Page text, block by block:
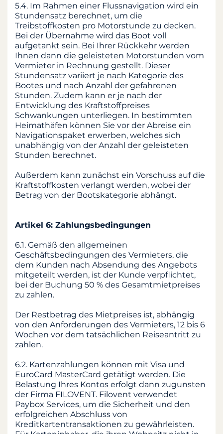
5.4. Im Rahmen einer Flussnavigation wird ein
Stundensatz berechnet, um die
Treibstoffkosten pro Motorstunde zu decken.
Bei der Übernahme wird das Boot voll
aufgetankt sein. Bei Ihrer Rückkehr werden
Ihnen dann die geleisteten Motorstunden vom
Vermieter in Rechnung gestellt. Dieser
Stundensatz variiert je nach Kategorie des
Bootes und nach Anzahl der gefahrenen
Stunden. Zudem kann er je nach der
Entwicklung des Kraftstoffpreises
Schwankungen unterliegen. In bestimmten
Heimathäfen können Sie vor der Abreise ein
Navigationspaket erwerben, welches sich
unabhängig von der Anzahl der geleisteten
Stunden berechnet.
Außerdem kann zunächst ein Vorschuss auf die
Kraftstoffkosten verlangt werden, wobei der
Betrag von der Bootskategorie abhängt.
Artikel 6: Zahlungsbedingungen
6.1. Gemäß den allgemeinen
Geschäftsbedingungen des Vermieters, die
dem Kunden nach Absendung des Angebots
mitgeteilt werden, ist der Kunde verpflichtet,
bei der Buchung 50 % des Gesamtmietpreises
zu zahlen.
Der Restbetrag des Mietpreises ist, abhängig
von den Anforderungen des Vermieters, 12 bis 6
Wochen vor dem tatsächlichen Reiseantritt zu
zahlen.
6.2. Kartenzahlungen können mit Visa und
EuroCard MasterCard getätigt werden. Die
Belastung Ihres Kontos erfolgt dann zugunsten
der Firma FILOVENT. Filovent verwendet
Paybox Services, um die Sicherheit und den
erfolgreichen Abschluss von
Kreditkartentransaktionen zu gewährleisten.